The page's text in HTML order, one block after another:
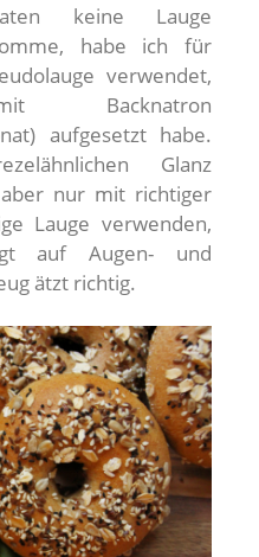
keine Lauge
habe ich für
verwendet,
aufgesetzt habe.
Glanz
nur mit richtiger
Lauge verwenden,
auf Augen- und
ätzt richtig.